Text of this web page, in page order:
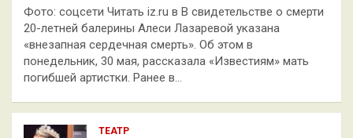
Фото: соцсети Читать iz.ru в В свидетельстве о смерти
20-летней балерины Алеси Лазаревой указана
«внезапная сердечная смерть». Об этом в
понедельник, 30 мая, рассказала «Известиям» мать
погибшей артистки. Ранее в…
ТЕАТР